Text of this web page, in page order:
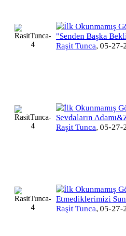
"Senden Başka
Raşit Tunca, 05-27-
Sevdaların
Raşit Tunca, 05-27-
Etmediklerimizi
Raşit Tunca, 05-27-